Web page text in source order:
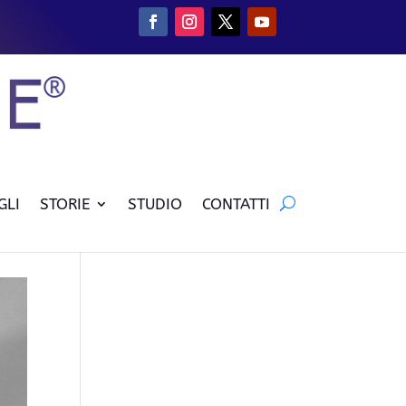
STORIE STUDIO CONTATTI